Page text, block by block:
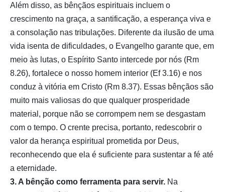
Além disso, as bênçãos espirituais incluem o
crescimento na graça, a santificação, a esperança viva e
a consolação nas tribulações. Diferente da ilusão de uma
vida isenta de dificuldades, o Evangelho garante que, em
meio às lutas, o Espírito Santo intercede por nós (Rm
8.26), fortalece o nosso homem interior (Ef 3.16) e nos
conduz à vitória em Cristo (Rm 8.37). Essas bênçãos são
muito mais valiosas do que qualquer prosperidade
material, porque não se corrompem nem se desgastam
com o tempo. O crente precisa, portanto, redescobrir o
valor da herança espiritual prometida por Deus,
reconhecendo que ela é suficiente para sustentar a fé até
a eternidade.
3. A bênção como ferramenta para servir. Na